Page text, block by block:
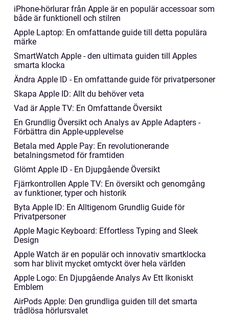
iPhone-hörlurar från Apple är en populär accessoar som
både är funktionell och stilren
Apple Laptop: En omfattande guide till detta populära
märke
SmartWatch Apple - den ultimata guiden till Apples
smarta klocka
Ändra Apple ID - En omfattande guide för privatpersoner
Skapa Apple ID: Allt du behöver veta
Vad är Apple TV: En Omfattande Översikt
En Grundlig Översikt och Analys av Apple Adapters -
Förbättra din Apple-upplevelse
Betala med Apple Pay: En revolutionerande
betalningsmetod för framtiden
Glömt Apple ID - En Djupgående Översikt
Fjärrkontrollen Apple TV: En översikt och genomgång
av funktioner, typer och historik
Byta Apple ID: En Alltigenom Grundlig Guide för
Privatpersoner
Apple Magic Keyboard: Effortless Typing and Sleek
Design
Apple Watch är en populär och innovativ smartklocka
som har blivit mycket omtyckt över hela världen
Apple Logo: En Djupgående Analys Av Ett Ikoniskt
Emblem
AirPods Apple: Den grundliga guiden till det smarta
trådlösa hörlursvalet